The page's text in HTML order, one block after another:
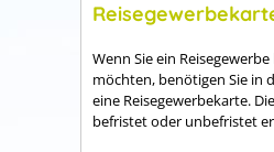
Wenn Sie ein
möchten, benötigen Sie in
eine Reisegewerbekarte.
befristet oder unbefristet